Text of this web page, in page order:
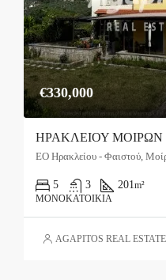
€330,000
ΗΡΑΚΛΕΙΟΥ ΜΟΙΡΩΝ
ΕΟ Ηρακλείου - Φαιστού,
5 3 201m²
ΜΟΝΟΚΑΤΟΙΚΊΑ
AGAPITOS REAL ESTATE